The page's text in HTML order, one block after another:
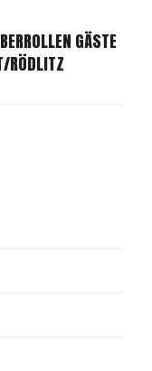
GÄSTE
RÖDLITZ